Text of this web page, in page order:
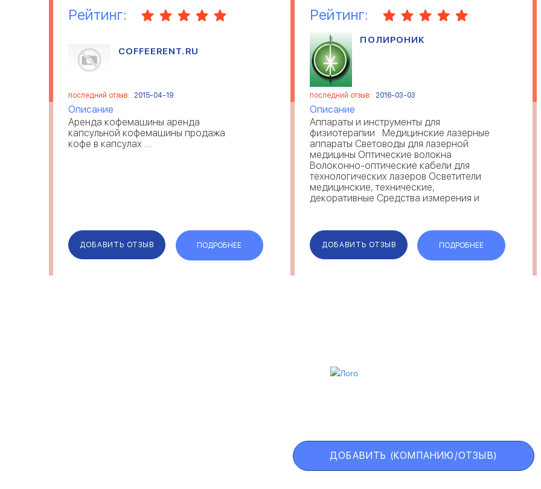
Рейтинг:
COFFEERENT.RU
последний отзыв: 2015-04-19
Описание
Аренда кофемашины аренда
капсульной кофемашины продажа
кофе в капсулах ...
ДОБАВИТЬ ОТЗЫВ ПОДРОБНЕЕ
Рейтинг:
ПОЛИРОНИК
последний отзыв: 2016-03-03
Описание
Аппараты и инструменты для
физиотерапии Медицинские лазерные
аппараты Световоды для лазерной
медицины Оптические волокна
Волоконно-оптические кабели для
технологических лазеров Осветители
медицинские, технические,
декоративные Средства измерения и
ДОБАВИТЬ ОТЗЫВ ПОДРОБНЕЕ
ДОБАВИТЬ (КОМПАНИЮ/ОТЗЫВ)